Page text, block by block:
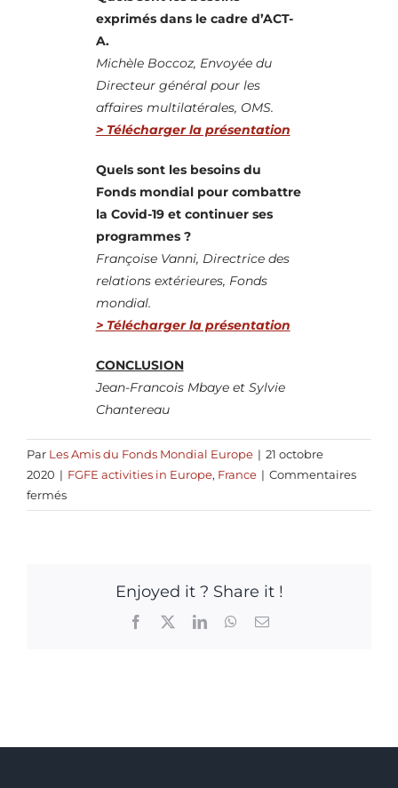
exprimés dans le cadre d’ACT-
A.
Michèle Boccoz, Envoyée du
Directeur général pour les
affaires multilatérales, OMS.
> Télécharger la présentation
Quels sont les besoins du
Fonds mondial pour combattre
la Covid-19 et continuer ses
programmes ?
Françoise Vanni, Directrice des
relations extérieures, Fonds
mondial.
> Télécharger la présentation
CONCLUSION
Jean-Francois Mbaye et Sylvie
Chantereau
Par Les Amis du Fonds Mondial Europe | 21 octobre
2020 | FGFE activities in Europe, France | Commentaires
ferméssur
Faire
Enjoyed it ? Share it !
Facebook LinkedInWhatsApp
Email